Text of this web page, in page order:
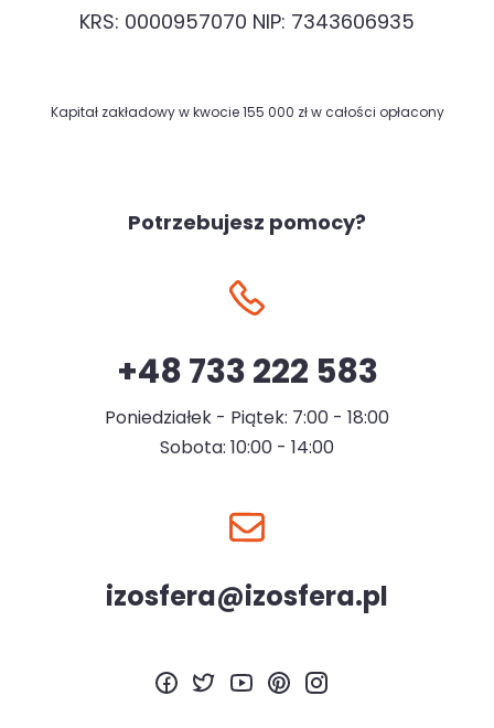
KRS: 0000957070 NIP: 7343606935
Kapitał zakładowy w kwocie 155 000 zł w całości opłacony
Potrzebujesz pomocy?
+48 733 222 583
Poniedziałek - Piątek: 7:00 - 18:00
Sobota: 10:00 - 14:00
izosfera@izosfera.pl